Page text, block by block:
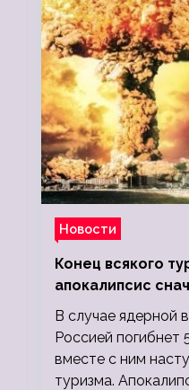
Новости
Конец всякого
апокалипсис
миллионов, а
людей
В случае
Россией погибнет
вместе с ним
туризма.